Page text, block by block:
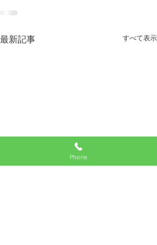
最新記事 すべて表示
Phone